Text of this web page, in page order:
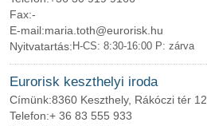
Fax:-
E-mail:maria.toth@eurorisk.hu
Nyitvatartás: H-CS: 8:30-16:00 P: zárva
Eurorisk keszthelyi iroda
Címünk:8360 Keszthely, Rákóczi tér 12.
Telefon:+ 36 83 555 933